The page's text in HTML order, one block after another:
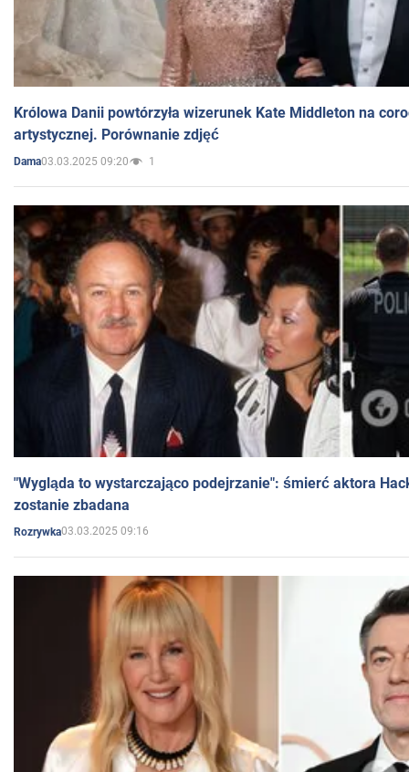
Królowa Danii powtórzyła wizerunek Kate Middleton na
artystycznej. Porównanie zdjęć
Dama03.03.2025 09:20 1
"Wygląda to wystarczająco podejrzanie": śmierć aktora
zostanie zbadana
Rozrywka03.03.2025 09:16